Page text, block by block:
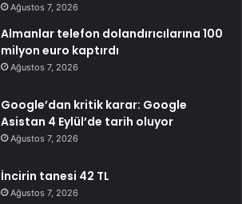
Ağustos 7, 2026
Almanlar telefon dolandırıcılarına 100
milyon euro kaptırdı
Ağustos 7, 2026
Google’dan kritik karar: Google
Asistan 4 Eylül’de tarih oluyor
Ağustos 7, 2026
İncirin tanesi 42 TL
Ağustos 7, 2026